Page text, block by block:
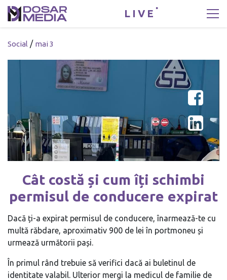
LIVE
Social / mai 3
Cât costă și cum îți schimbi
permisul de conducere expirat
Dacă ți-a expirat permisul de conducere, înarmează-te cu
multă răbdare, aproximativ 900 de lei în portmoneu și
urmează următorii pași.
În primul rând trebuie să verifici dacă ai buletinul de
identitate valabil. Ulterior mergi la medicul de familie de